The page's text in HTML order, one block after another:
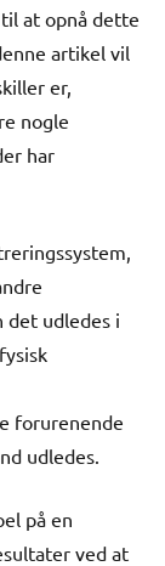
at opnå dette
artikel vil
er,
nogle
har
det udledes i
forurenende
udledes.
på en
ved at